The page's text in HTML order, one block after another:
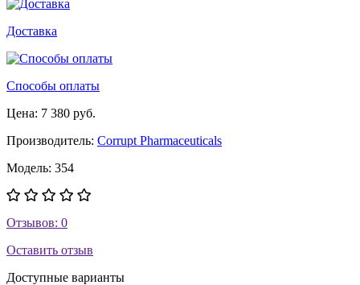
Доставка
Способы оплаты
Цена: 7 380 руб.
Производитель: Corrupt Pharmaceuticals
Модель: 354
Отзывов: 0
Оставить отзыв
Доступные варианты